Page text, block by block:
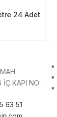
24 Adet
İÇ KAPI NO:
63 51